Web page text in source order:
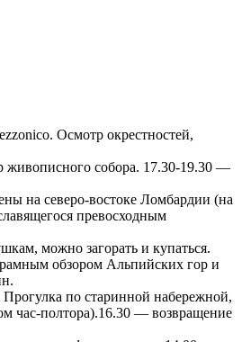
Осмотр окрестностей,
живописного собора. 17.30-19.30 —
на северо-востоке Ломбардии (на
превосходным
можно загорать и купаться.
обзором Альпийских гор и
по старинной набережной,
час-полтора).16.30 — возвращение